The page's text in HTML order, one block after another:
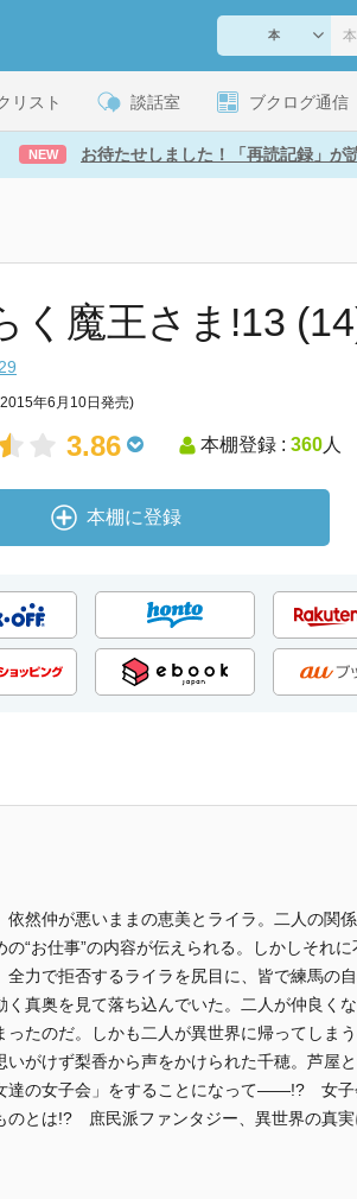
リスト 談話室 ブクログ通信
NEW お待たせしました！「再読記録」が
く魔王さま!13
年6月10日発売)
3.86 本棚登録 : 360人
本棚に登録
然仲が悪いままの恵美とライラ。二人の関
“お仕事”の内容が伝えられる。しかしそれ
力で拒否するライラを尻目に、皆で練馬の
真奥を見て落ち込んでいた。二人が仲良く
たのだ。しかも二人が異世界に帰ってしま
がけず梨香から声をかけられた千穂。芦屋
達の女子会」をすることになって――!? 女子
のとは!? 庶民派ファンタジー、異世界の真